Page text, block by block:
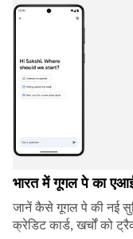
भारत में गूगल पे का
जानें कैसे गूगल पे की नई
क्रेडिट कार्ड, खर्चों को